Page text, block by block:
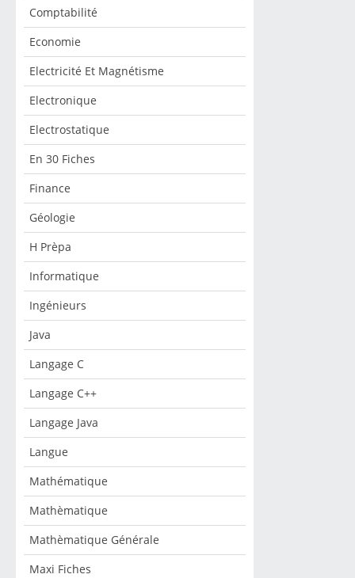
Comptabilité
Economie
Electricité Et Magnétisme
Electronique
Electrostatique
En 30 Fiches
Finance
Géologie
H Prèpa
Informatique
Ingénieurs
Java
Langage C
Langage C++
Langage Java
Langue
Mathématique
Mathèmatique
Mathèmatique Générale
Maxi Fiches